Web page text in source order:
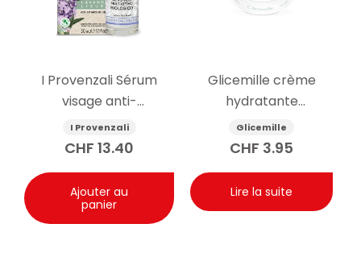
I Provenzali Sérum
visage anti-
imperfection à la
lavande biologique
I Provenzali
CHF 13.40
Ajouter au
panier
Glicemille crème
hydratante
antibactérienne pour
les mains avec
Glicemille
CHF 3.95
Lire la suite